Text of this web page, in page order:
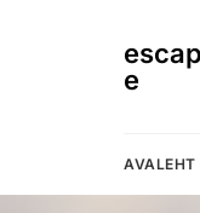
e
AVALEHT